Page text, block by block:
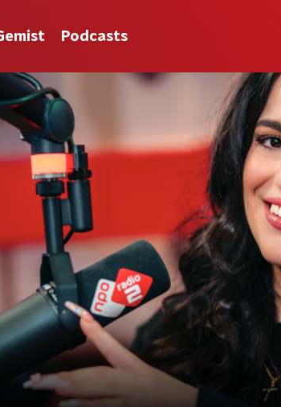
Podcasts